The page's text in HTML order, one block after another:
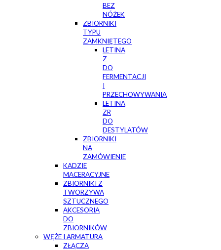
BEZ
NÓŻEK
ZBIORNIKI
TYPU
ZAMKNIĘTEGO
LETINA
Z
DO
FERMENTACJI
I
PRZECHOWYWANIA
LETINA
ZR
DO
DESTYLATÓW
ZBIORNIKI
NA
ZAMÓWIENIE
KADZIE
MACERACYJNE
ZBIORNIKI Z
TWORZYWA
SZTUCZNEGO
AKCESORIA
DO
ZBIORNIKÓW
WĘŻE I ARMATURA
ZŁĄCZA